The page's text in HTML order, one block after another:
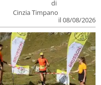
di
Cinzia Timpano
il 08/08/2026